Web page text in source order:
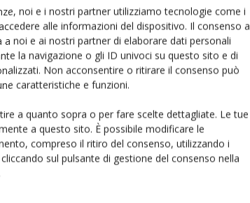
noi e i nostri partner utilizziamo tecnologie come i
alle informazioni del dispositivo. Il consenso a
noi e ai nostri partner di elaborare dati personali
la navigazione o gli ID univoci su questo sito e di
Non acconsentire o ritirare il consenso può
caratteristiche e funzioni.
a quanto sopra o per fare scelte dettagliate. Le tue
a questo sito. È possibile modificare le
compreso il ritiro del consenso, utilizzando i
sul pulsante di gestione del consenso nella
che a volte vengono forniti a
la rete sarebbe sovraccaricata
la pre-elaborazione dei dati è un
locale prevede solamente
locale ubicato alla periferia
in un unico insieme e dar vita
beneficio dall’utilizzo di edge e fog
rappresentati dalle
dell’energia, vengono usati nelle
o per il controllo di micro
integrata di stabilimenti